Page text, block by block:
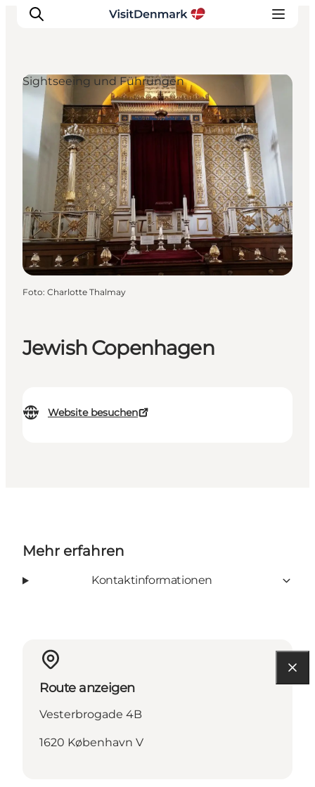
Inspiration
Regionen
Erlebnisse
Unterkünfte
Reiseplanung
Jewish Copenhagen
Website besuchen
Sightseeing und Führungen
Foto: Charlotte Thalmay
Mehr erfahren
Kontaktinformationen
Route anzeigen
Vesterbrogade 4B
1620 København V